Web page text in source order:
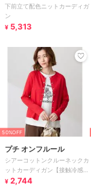
下前立て配色ニットカーディガ
ン
¥ 5,313
50%OFF
プチ オンフルール
シアーコットンクルーネックカ
ットカーディガン【接触冷感・
UVカット】
¥ 2,744